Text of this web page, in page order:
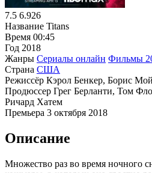
7.5 6.926
Название Titans
Время 00:45
Год 2018
Жанры Сериалы онлайн Фильмы
Страна США
Режиссёр Кэрол Бенкер, Борис
Продюссер Грег Берланти, Том
Ричард Хатем
Премьера 3 октября 2018
Описание
Множество раз во время ночного